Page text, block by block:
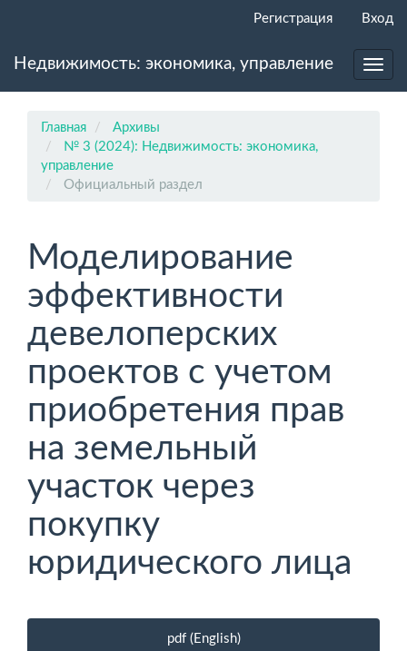
Основное
панель
Регистрация Вход
Недвижимость: экономика, управление
Главная
Архивы
№ 3 (2024): Недвижимость: экономика,
управление
Официальный раздел
Моделирование
эффективности
девелоперских
проектов с учетом
приобретения прав
на земельный
участок через
покупку
юридического лица
Боковая
pdf (English)